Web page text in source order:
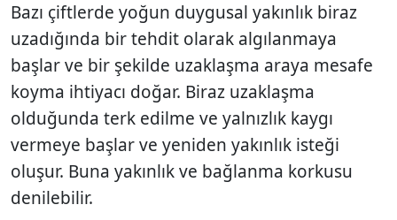
Bazı çiftlerde yoğun duygusal yakınlık biraz
uzadığında bir tehdit olarak algılanmaya
başlar ve bir şekilde uzaklaşma araya mesafe
koyma ihtiyacı doğar. Biraz uzaklaşma
olduğunda terk edilme ve yalnızlık kaygı
vermeye başlar ve yeniden yakınlık isteği
oluşur. Buna yakınlık ve bağlanma korkusu
denilebilir.